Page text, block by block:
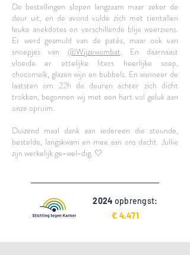
De bestellingen slopen langzaam maar zeker de
deur uit, en de avond vulde zich met tientallen
leuke anekdotes en verschillende blije weerziens.
Er werd gesmuld van de patés, maar ook van
snoepjes van @Wijzewombat. En daarnaast
vloeide er ettelijke liters heerlijke soep,
chocomelk, glazen wijn en bubbels. En wanneer de
laatsten om 22h de deuren achter zich dicht
trokken, begonnen wij met een hart vol geluk aan
onze opruim.
Duizend maal dank aan iedereen die steunde,
bestelde, langskwam en mee aan ons dacht. Jullie
zijn werkelijk ge-wel-dig. 🤍
2024 opbrengst:
€ 4.471